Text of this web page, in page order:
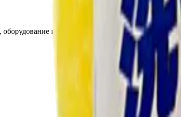
и расходные материалы для детейлинга.